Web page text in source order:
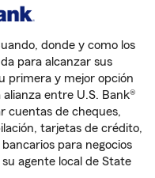
donde y como los
para alcanzar sus
primera y mejor opción
alianza entre U.S. Bank®
cuentas de cheques,
tarjetas de crédito,
para negocios
agente local de State